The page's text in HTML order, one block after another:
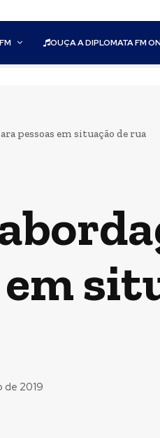
OUÇA A DIPLOMATA FM
pessoas em situação de rua
de 2019